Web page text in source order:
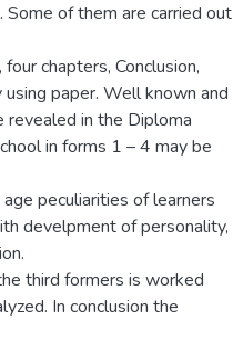
Some of them are carried out
chapters, Conclusion,
paper. Well known and
in the Diploma
in forms 1 – 4 may be
peculiarities of learners
develpment of personality,
third formers is worked
In conclusion the